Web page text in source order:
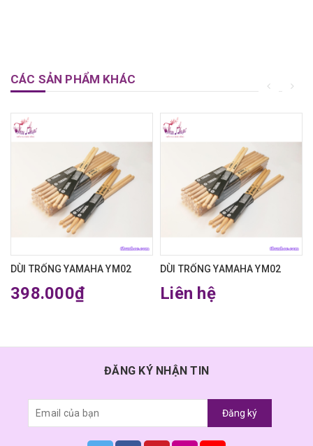
CÁC SẢN PHẨM KHÁC
DÙI TRỐNG YAMAHA YM02
398.000₫
DÙI TRỐNG YAMAHA YM02
Liên hệ
ĐĂNG KÝ NHẬN TIN
Đăng ký